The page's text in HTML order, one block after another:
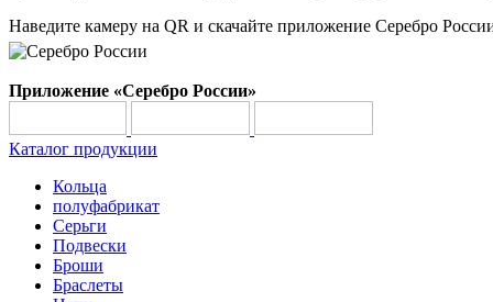
Наведите камеру на QR и скачайте приложение Серебро
Приложение «Серебро России»
Каталог продукции
Кольца
полуфабрикат
Серьги
Подвески
Броши
Браслеты